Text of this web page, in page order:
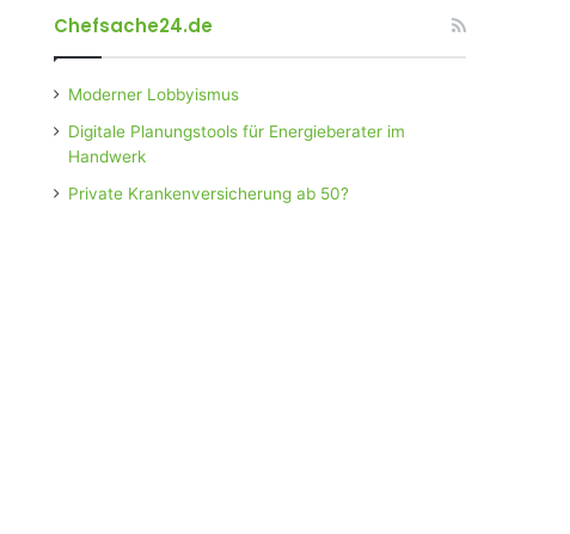
Chefsache24.de
Moderner Lobbyismus
Digitale Planungstools für Energieberater im
Handwerk
Private Krankenversicherung ab 50?